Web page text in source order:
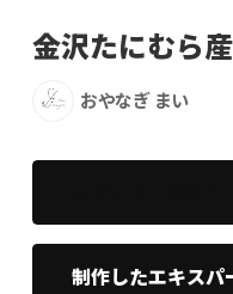
金沢たにむら
おやなぎ まい
制作したエキスパ